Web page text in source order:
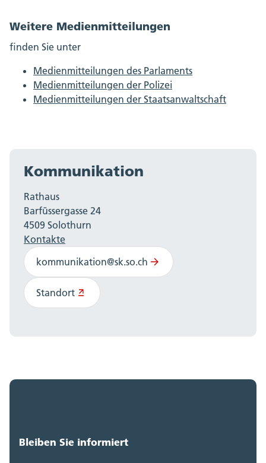
Weitere Medienmitteilungen
finden Sie unter
Medienmitteilungen des Parlaments
Medienmitteilungen der Polizei
Medienmitteilungen der Staatsanwaltschaft
Kommunikation
Rathaus
Barfüssergasse 24
4509 Solothurn
Kontakte
kommunikation@sk.so.ch
Standort
Bleiben Sie informiert